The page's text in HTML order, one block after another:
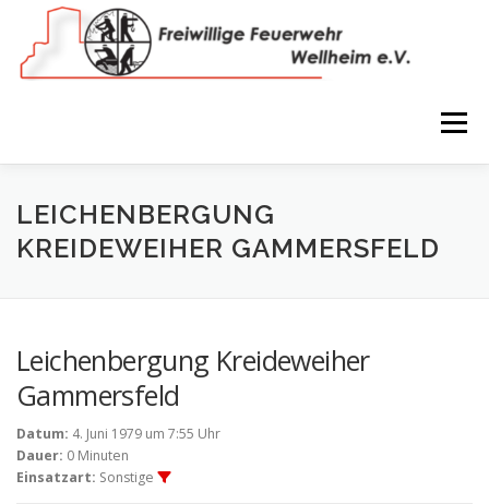
springen
Menü
NEWS VEREIN 150 JAHRE
COOKIE-RICHTLINIE (EU)
LEICHENBERGUNG
KREIDEWEIHER GAMMERSFELD
Leichenbergung Kreideweiher
Gammersfeld
Datum: 4. Juni 1979 um 7:55 Uhr
Dauer: 0 Minuten
Einsatzart: Sonstige